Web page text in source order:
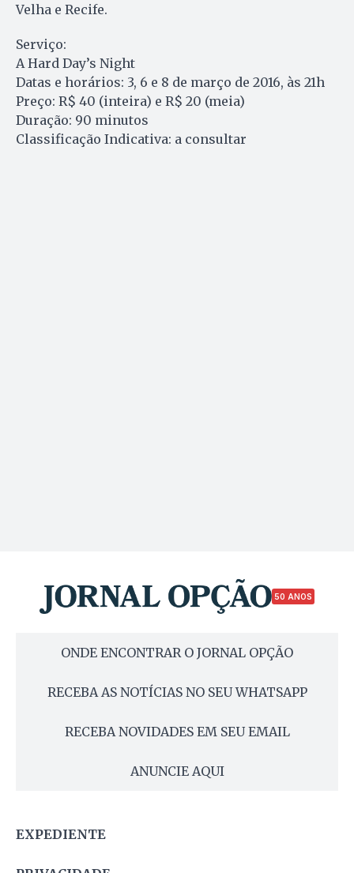
Velha e Recife.
Serviço:
A Hard Day’s Night
Datas e horários: 3, 6 e 8 de março de 2016, às 21h
Preço: R$ 40 (inteira) e R$ 20 (meia)
Duração: 90 minutos
Classificação Indicativa: a consultar
50 ANOS
ONDE ENCONTRAR O JORNAL OPÇÃO
RECEBA AS NOTÍCIAS NO SEU WHATSAPP
RECEBA NOVIDADES EM SEU EMAIL
ANUNCIE AQUI
EXPEDIENTE